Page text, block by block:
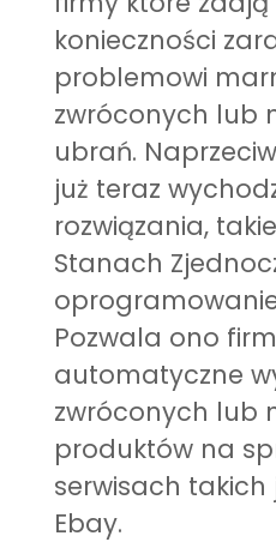
konieczności
problemowi
zwróconych lub
ubrań.
już teraz
rozwiązania,
Stanach
Pozwala ono
automatyczne
zwróconych lub
produktów na
serwisach
Ebay.